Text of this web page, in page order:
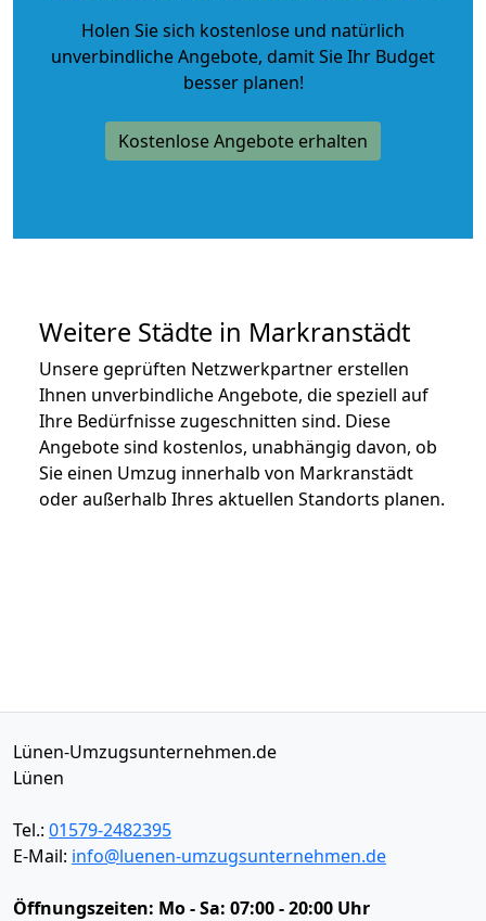
Holen Sie sich kostenlose und natürlich
unverbindliche Angebote, damit Sie Ihr Budget
besser planen!
Kostenlose Angebote erhalten
Weitere Städte in Markranstädt
Unsere geprüften Netzwerkpartner erstellen
Ihnen unverbindliche Angebote, die speziell auf
Ihre Bedürfnisse zugeschnitten sind. Diese
Angebote sind kostenlos, unabhängig davon, ob
Sie einen Umzug innerhalb von Markranstädt
oder außerhalb Ihres aktuellen Standorts planen.
Lünen-Umzugsunternehmen.de
Lünen
Tel.: 01579-2482395
E-Mail: info@luenen-umzugsunternehmen.de
Öffnungszeiten: Mo - Sa: 07:00 - 20:00 Uhr